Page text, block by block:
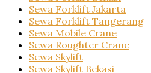
Sewa Forklift Jakarta
Sewa Forklift Tangerang
Sewa Mobile Crane
Sewa Roughter Crane
Sewa Skylift
Sewa Skylift Bekasi